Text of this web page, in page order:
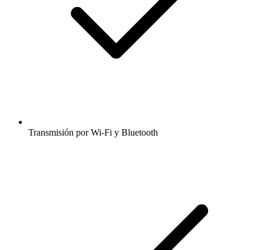
Transmisión por Wi-Fi y Bluetooth